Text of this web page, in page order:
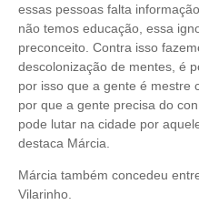
essas pessoas falta
não temos educação, essa
preconceito. Contra isso
descolonização de mentes, é
por isso que a gente é mestre
por que a gente precisa do
pode lutar na cidade por
destaca Márcia.
Márcia também concedeu
Vilarinho.